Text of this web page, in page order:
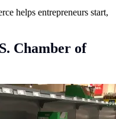
helps entrepreneurs start,
Chamber of